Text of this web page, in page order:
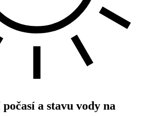
a stavu vody na